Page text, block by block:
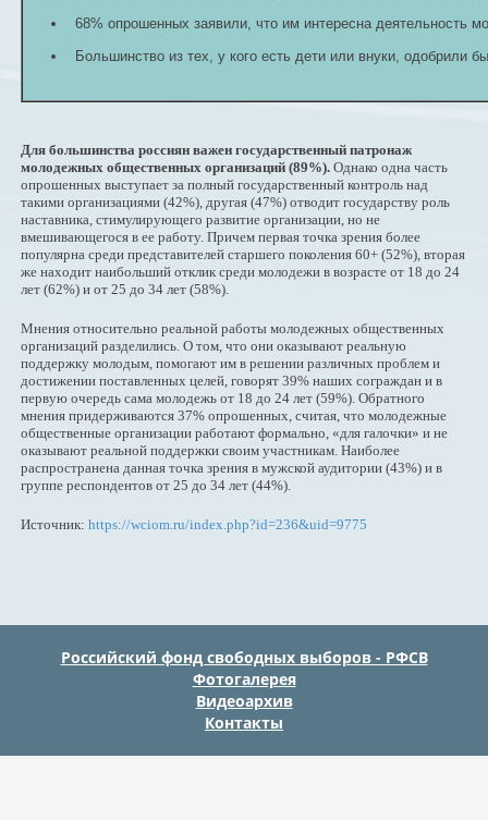
68% опрошенных заявили, что им интересна деятельность
Большинство из тех, у кого есть дети или внуки, одобрили
Для большинства россиян важен государственный патронаж
молодежных общественных организаций (89%). Однако одна часть
опрошенных выступает за полный государственный контроль над
такими организациями (42%), другая (47%) отводит государству роль
наставника, стимулирующего развитие организации, но не
вмешивающегося в ее работу. Причем первая точка зрения более
популярна среди представителей старшего поколения 60+ (52%), вторая
же находит наибольший отклик среди молодежи в возрасте от 18 до 24
лет (62%) и от 25 до 34 лет (58%).
Мнения относительно реальной работы молодежных общественных
организаций разделились. О том, что они оказывают реальную
поддержку молодым, помогают им в решении различных проблем и
достижении поставленных целей, говорят 39% наших сограждан и в
первую очередь сама молодежь от 18 до 24 лет (59%). Обратного
мнения придерживаются 37% опрошенных, считая, что молодежные
общественные организации работают формально, «для галочки» и не
оказывают реальной поддержки своим участникам. Наиболее
распространена данная точка зрения в мужской аудитории (43%) и в
группе респондентов от 25 до 34 лет (44%).
Источник: https://wciom.ru/index.php?id=236&uid=9775
Российский фонд свободных выборов - РФСВ
Фотогалерея
Видеоархив
Контакты